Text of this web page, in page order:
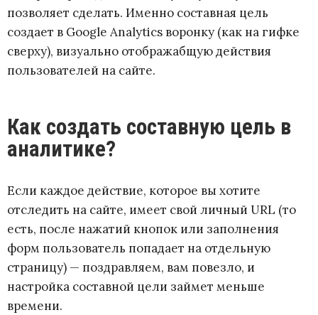
позволяет сделать. Именно составная цель
создает в Google Analytics воронку (как на гифке
сверху), визуально отображабщую действия
пользователей на сайте.
Как создать составную цель в
аналитике?
Если каждое действие, которое вы хотите
отследить на сайте, имеет свой личный URL (то
есть, после нажатий кнопок или заполнения
форм пользователь попадает на отдельную
страницу) — поздравляем, вам повезло, и
настройка составной цели займет меньше
времени.